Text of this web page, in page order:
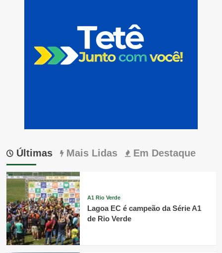
Últimas Mais Lidas Em Destaque
A1 Rio Verde
Lagoa EC é campeão da Série A1
de Rio Verde